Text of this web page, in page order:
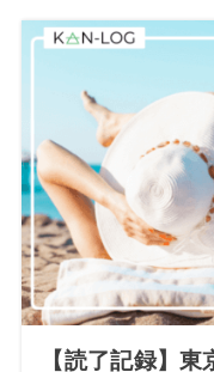
【読了記録】